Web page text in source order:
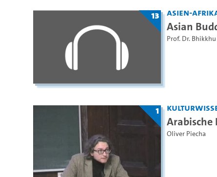
13 Asien-
Asian
Prof. Dr.
1
Arabische
Oliver Piecha